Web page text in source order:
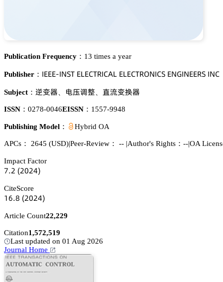
Publication Frequency： 13 times a year
Publisher： 喊乊乊乊-喊沟偌穫 乊欄乊。穫葤喊。嵻欄 乊欄乊。穫葤鵣沟喊。偌 乊沟佥喊沟乊乊葤偌 喊沟。
Subject： 世珋裱 醝㥷仍灔 糭藠珋磥裱
ISSN： 0278-0046EISSN： 1557-9948
Publishing Model： Hybrid OA
APCs： 2645 (USD)|Peer-Review： -- |Author's Rights：--|OA
Impact Factor
篫.缗 (缗蔡缗鋺)
CiteScore
声炆.躭 (缗蔡缗鋺)
Article Count22,229
Citation1,572,519
Last updated on 01 Aug 2026
Journal Home